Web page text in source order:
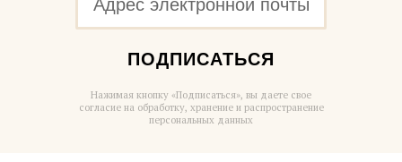
ПОДПИСАТЬСЯ
Нажимая кнопку «Подписаться», вы даете свое
согласие на обработку, хранение и распространение
персональных данных